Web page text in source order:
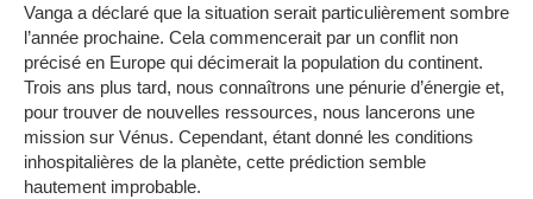
Vanga a déclaré que la situation serait particulièrement sombre
l’année prochaine. Cela commencerait par un conflit non
précisé en Europe qui décimerait la population du continent.
Trois ans plus tard, nous connaîtrons une pénurie d’énergie et,
pour trouver de nouvelles ressources, nous lancerons une
mission sur Vénus. Cependant, étant donné les conditions
inhospitalières de la planète, cette prédiction semble
hautement improbable.